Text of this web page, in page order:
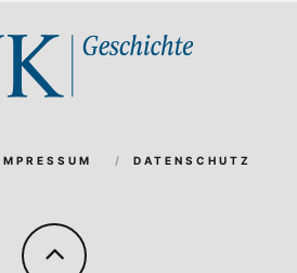
DATENSCHUTZ